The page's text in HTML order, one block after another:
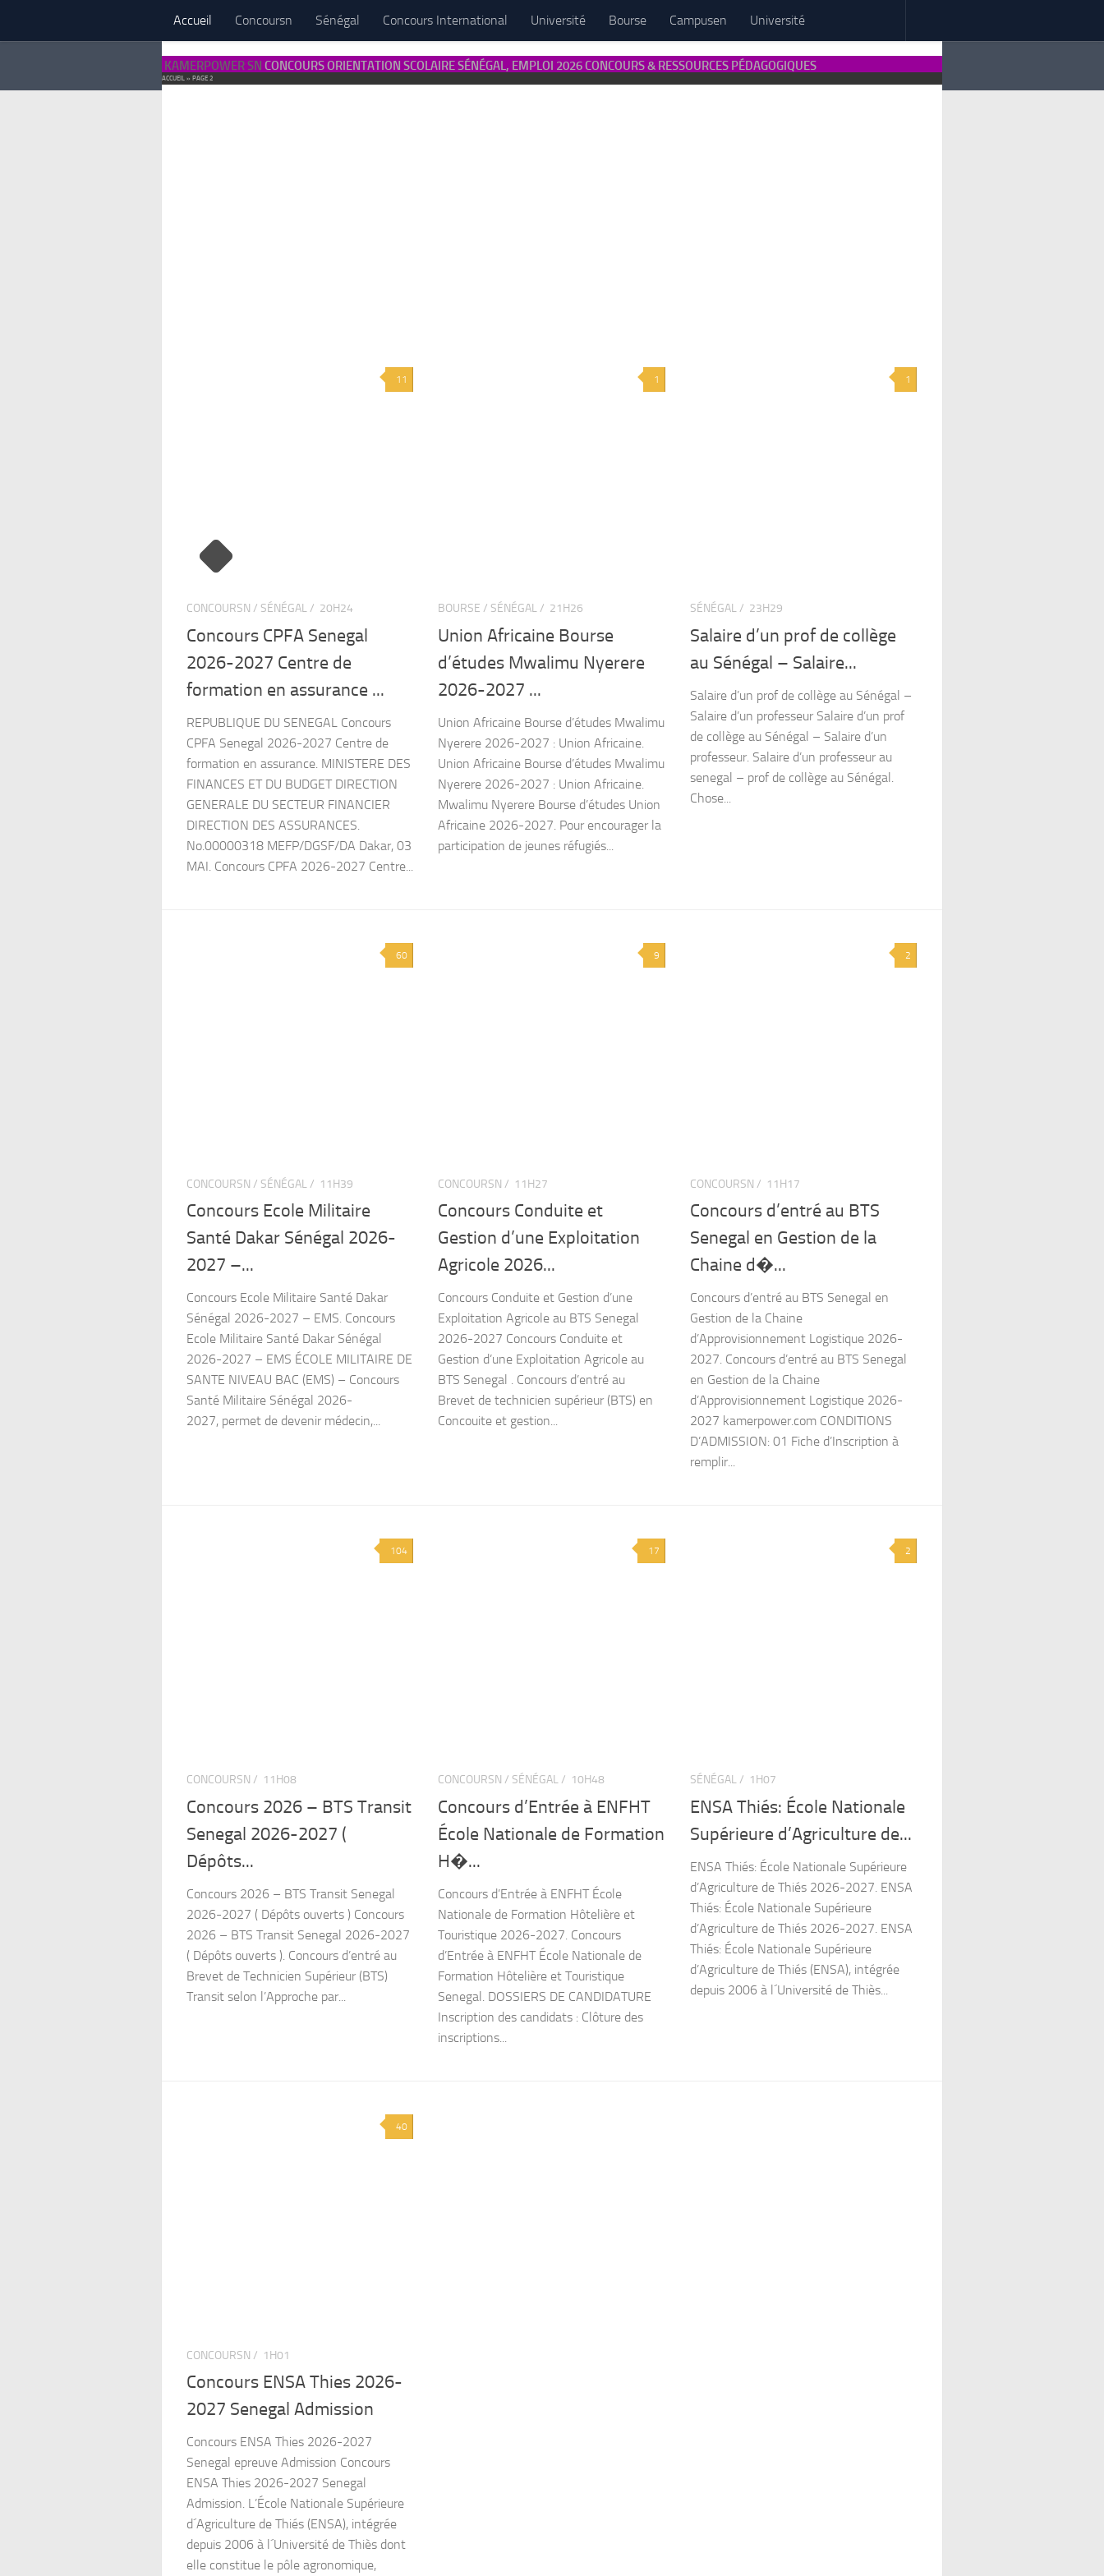
Accueil Concoursn Sénégal Concours International Université Bourse Campusen Université
KAMERPOWER SN CONCOURS ORIENTATION SCOLAIRE SÉNÉGAL, EMPLOI 2026 CONCOURS & RESSOURCES PÉDAGOGIQUES
ACCUEIL » PAGE 2
11
CONCOURSN / SÉNÉGAL / 20H24
Concours CPFA Senegal
2026-2027 Centre de
formation en assurance ...
REPUBLIQUE DU SENEGAL Concours
CPFA Senegal 2026-2027 Centre de
formation en assurance. MINISTERE DES
FINANCES ET DU BUDGET DIRECTION
GENERALE DU SECTEUR FINANCIER
DIRECTION DES ASSURANCES.
No.00000318 MEFP/DGSF/DA Dakar, 03
MAI. Concours CPFA 2026-2027 Centre...
1
BOURSE / SÉNÉGAL / 21H26
Union Africaine Bourse
d’études Mwalimu Nyerere
2026-2027 ...
Union Africaine Bourse d’études Mwalimu
Nyerere 2026-2027 : Union Africaine.
Union Africaine Bourse d’études Mwalimu
Nyerere 2026-2027 : Union Africaine.
Mwalimu Nyerere Bourse d’études Union
Africaine 2026-2027. Pour encourager la
participation de jeunes réfugiés...
1
SÉNÉGAL / 23H29
Salaire d’un prof de collège
au Sénégal – Salaire...
Salaire d’un prof de collège au Sénégal –
Salaire d’un professeur Salaire d’un prof
de collège au Sénégal – Salaire d’un
professeur. Salaire d’un professeur au
senegal – prof de collège au Sénégal.
Chose...
60
CONCOURSN / SÉNÉGAL / 11H39
Concours Ecole Militaire
Santé Dakar Sénégal 2026-
2027 –...
Concours Ecole Militaire Santé Dakar
Sénégal 2026-2027 – EMS. Concours
Ecole Militaire Santé Dakar Sénégal
2026-2027 – EMS ÉCOLE MILITAIRE DE
SANTE NIVEAU BAC (EMS) – Concours
Santé Militaire Sénégal 2026-
2027, permet de devenir médecin,...
9
CONCOURSN / 11H27
Concours Conduite et
Gestion d’une Exploitation
Agricole 2026...
Concours Conduite et Gestion d’une
Exploitation Agricole au BTS Senegal
2026-2027 Concours Conduite et
Gestion d’une Exploitation Agricole au
BTS Senegal . Concours d’entré au
Brevet de technicien supérieur (BTS) en
Concouite et gestion...
2
CONCOURSN / 11H17
Concours d’entré au BTS
Senegal en Gestion de la
Chaine d�...
Concours d’entré au BTS Senegal en
Gestion de la Chaine
d’Approvisionnement Logistique 2026-
2027. Concours d’entré au BTS Senegal
en Gestion de la Chaine
d’Approvisionnement Logistique 2026-
2027 kamerpower.com CONDITIONS
D’ADMISSION: 01 Fiche d’Inscription à
remplir...
104
CONCOURSN / 11H08
Concours 2026 – BTS Transit
Senegal 2026-2027 (
Dépôts...
Concours 2026 – BTS Transit Senegal
2026-2027 ( Dépôts ouverts ) Concours
2026 – BTS Transit Senegal 2026-2027
( Dépôts ouverts ). Concours d’entré au
Brevet de Technicien Supérieur (BTS)
Transit selon l’Approche par...
17
CONCOURSN / SÉNÉGAL / 10H48
Concours d’Entrée à ENFHT
École Nationale de Formation
H�...
Concours d’Entrée à ENFHT École
Nationale de Formation Hôtelière et
Touristique 2026-2027. Concours
d’Entrée à ENFHT École Nationale de
Formation Hôtelière et Touristique
Senegal. DOSSIERS DE CANDIDATURE
Inscription des candidats : Clôture des
inscriptions...
2
SÉNÉGAL / 1H07
ENSA Thiés: École Nationale
Supérieure d’Agriculture de...
ENSA Thiés: École Nationale Supérieure
d’Agriculture de Thiés 2026-2027. ENSA
Thiés: École Nationale Supérieure
d’Agriculture de Thiés 2026-2027. ENSA
Thiés: École Nationale Supérieure
d’Agriculture de Thiés (ENSA), intégrée
depuis 2006 à l´Université de Thiès...
40
CONCOURSN / 1H01
Concours ENSA Thies 2026-
2027 Senegal Admission
Concours ENSA Thies 2026-2027
Senegal epreuve Admission Concours
ENSA Thies 2026-2027 Senegal
Admission. L’École Nationale Supérieure
d´Agriculture de Thiés (ENSA), intégrée
depuis 2006 à l´Université de Thiès dont
elle constitue le pôle agronomique,